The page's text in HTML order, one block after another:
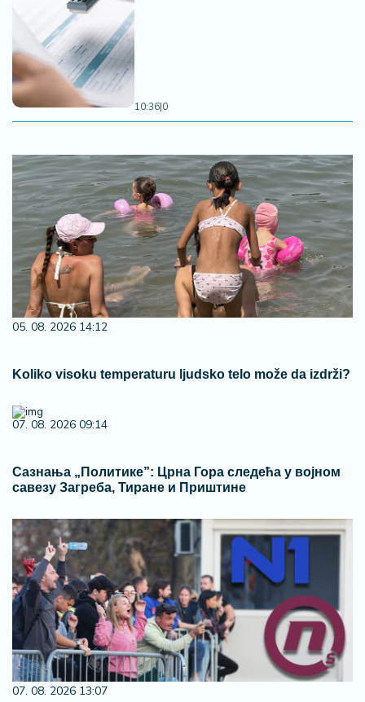
10:36|0
05. 08. 2026 14:12
Koliko visoku temperaturu ljudsko telo može da izdrži?
07. 08. 2026 09:14
Сазнања „Политике”: Црна Гора следећа у војном
савезу Загреба, Тиране и Приштине
07. 08. 2026 13:07